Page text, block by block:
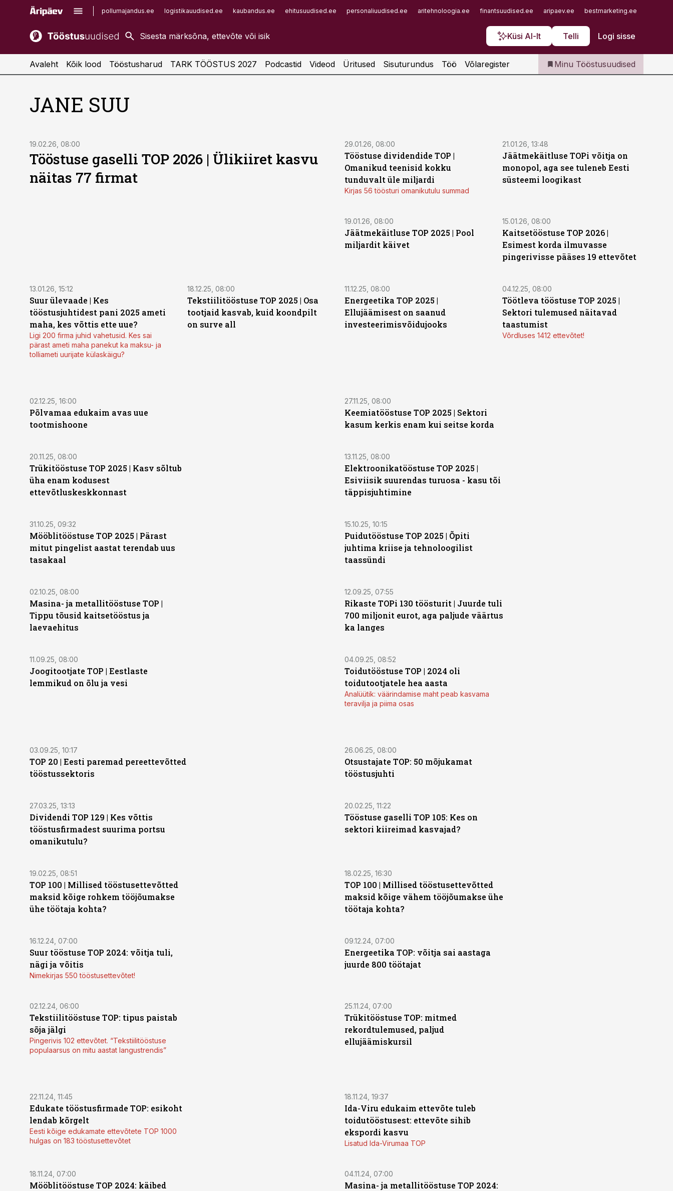
pollumajandus.ee logistikauudised.ee kaubandus.ee ehitusuudised.ee personaliuudised.ee aritehnoloogia.ee finantsuudised.ee aripaev.ee bestmarketing.ee
Küsi AI-lt Telli Logi sisse
kaubandus.ee
kinnisvarauudised.ee
imelineajalugu.ee
Infopank
Iseteenindus
Telli Tööstusuudised
Avaleht Kõik lood Tööstusharud TARK TÖÖSTUS 2027 Podcastid Videod Üritused Sisuturundus Töö Võlaregister Minu Tööstusuudised
JANE SUU
19.02.26, 08:00
Tööstuse gaselli TOP 2026 | Ülikiiret kasvu
näitas 77 firmat
29.01.26, 08:00
Tööstuse dividendide TOP |
Omanikud teenisid kokku
tunduvalt üle miljardi
Kirjas 56 töösturi omanikutulu summad
21.01.26, 13:48
Jäätmekäitluse TOPi võitja on
monopol, aga see tuleneb Eesti
süsteemi loogikast
19.01.26, 08:00
Jäätmekäitluse TOP 2025 | Pool
miljardit käivet
15.01.26, 08:00
Kaitsetööstuse TOP 2026 |
Esimest korda ilmuvasse
pingerivisse pääses 19 ettevõtet
13.01.26, 15:12
Suur ülevaade | Kes
tööstusjuhtidest pani 2025 ameti
maha, kes võttis ette uue?
Ligi 200 firma juhid vahetusid. Kes sai
pärast ameti maha panekut ka maksu- ja
tolliameti uurijate külaskäigu?
18.12.25, 08:00
Tekstiilitööstuse TOP 2025 | Osa
tootjaid kasvab, kuid koondpilt
on surve all
11.12.25, 08:00
Energeetika TOP 2025 |
Ellujäämisest on saanud
investeerimisvõidujooks
04.12.25, 08:00
Töötleva tööstuse TOP 2025 |
Sektori tulemused näitavad
taastumist
Võrdluses 1412 ettevõtet!
02.12.25, 16:00
Põlvamaa edukaim avas uue
tootmishoone
27.11.25, 08:00
Keemiatööstuse TOP 2025 | Sektori
kasum kerkis enam kui seitse korda
20.11.25, 08:00
Trükitööstuse TOP 2025 | Kasv sõltub
üha enam kodusest
ettevõtluskeskkonnast
13.11.25, 08:00
Elektroonikatööstuse TOP 2025 |
Esiviisik suurendas turuosa - kasu tõi
täppisjuhtimine
31.10.25, 09:32
Mööblitööstuse TOP 2025 | Pärast
mitut pingelist aastat terendab uus
tasakaal
15.10.25, 10:15
Puidutööstuse TOP 2025 | Õpiti
juhtima kriise ja tehnoloogilist
taassündi
02.10.25, 08:00
Masina- ja metallitööstuse TOP |
Tippu tõusid kaitsetööstus ja
laevaehitus
12.09.25, 07:55
Rikaste TOPi 130 töösturit | Juurde tuli
700 miljonit eurot, aga paljude väärtus
ka langes
11.09.25, 08:00
Joogitootjate TOP | Eestlaste
lemmikud on õlu ja vesi
04.09.25, 08:52
Toidutööstuse TOP | 2024 oli
toidutootjatele hea aasta
Analüütik: väärindamise maht peab kasvama
teravilja ja piima osas
03.09.25, 10:17
TOP 20 | Eesti paremad pereettevõtted
tööstussektoris
26.06.25, 08:00
Otsustajate TOP: 50 mõjukamat
tööstusjuhti
27.03.25, 13:13
Dividendi TOP 129 | Kes võttis
tööstusfirmadest suurima portsu
omanikutulu?
20.02.25, 11:22
Tööstuse gaselli TOP 105: Kes on
sektori kiireimad kasvajad?
19.02.25, 08:51
TOP 100 | Millised tööstusettevõtted
maksid kõige rohkem tööjõumakse
ühe töötaja kohta?
18.02.25, 16:30
TOP 100 | Millised tööstusettevõtted
maksid kõige vähem tööjõumakse ühe
töötaja kohta?
16.12.24, 07:00
Suur tööstuse TOP 2024: võitja tuli,
nägi ja võitis
Nimekirjas 550 tööstusettevõtet!
09.12.24, 07:00
Energeetika TOP: võitja sai aastaga
juurde 800 töötajat
02.12.24, 06:00
Tekstiilitööstuse TOP: tipus paistab
sõja jälgi
Pingerivis 102 ettevõtet. “Tekstiilitööstuse
populaarsus on mitu aastat langustrendis”
25.11.24, 07:00
Trükitööstuse TOP: mitmed
rekordtulemused, paljud
ellujäämiskursil
22.11.24, 11:45
Edukate tööstusfirmade TOP: esikoht
lendab kõrgelt
Eesti kõige edukamate ettevõtete TOP 1000
hulgas on 183 tööstusettevõtet
18.11.24, 19:37
Ida-Viru edukaim ettevõte tuleb
toidutööstusest: ettevõte sihib
ekspordi kasvu
Lisatud Ida-Virumaa TOP
18.11.24, 07:00
Mööblitööstuse TOP 2024: käibed
04.11.24, 07:00
Masina- ja metallitööstuse TOP 2024: